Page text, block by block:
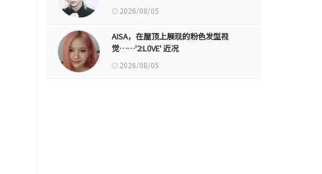
2026/08/05
AISA，在屋顶上展现的粉色发型视
觉……'2:L0VE' 近况
2026/08/05